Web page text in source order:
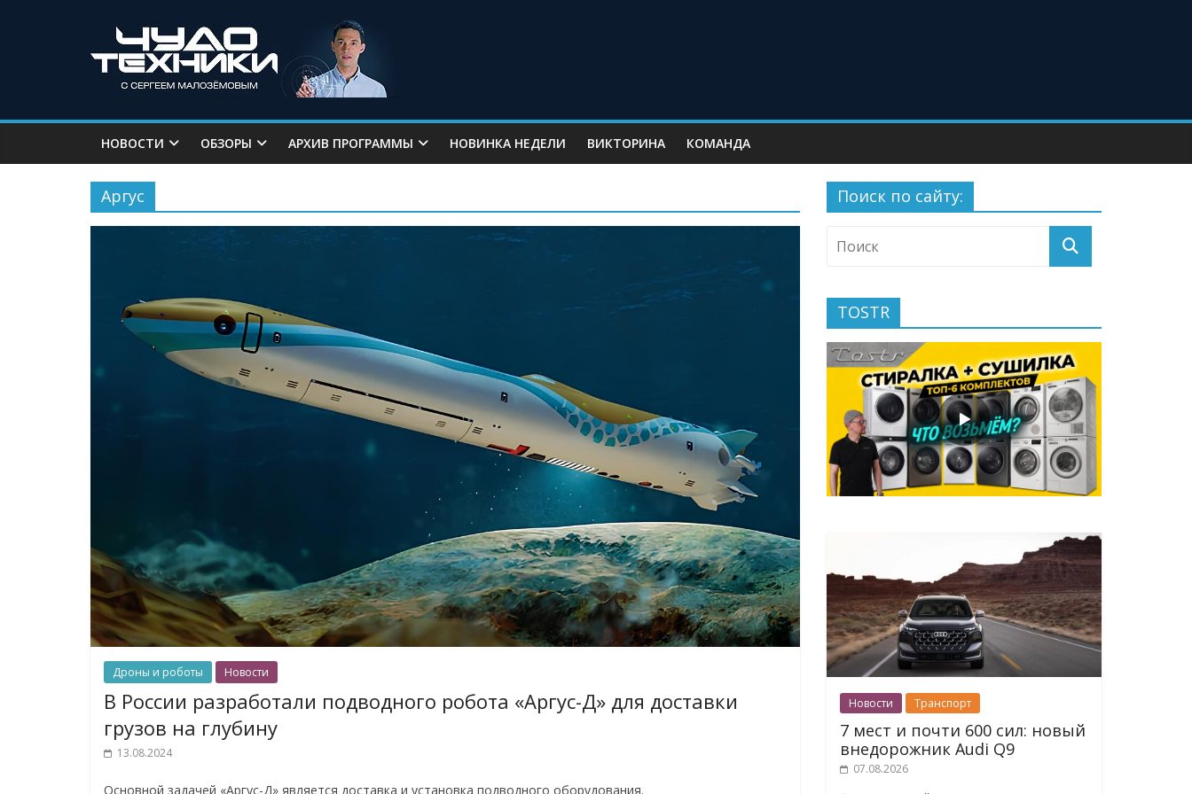
НОВОСТИ ОБЗОРЫ АРХИВ ПРОГРАММЫ НОВИНКА НЕДЕЛИ ВИКТОРИНА КОМАНДА
Аргус
Дроны и роботы Новости
В России разработали подводного робота «Аргус-Д» для доставки
грузов на глубину
13.08.2024
Основной задачей «Аргус-Д» является доставка и установка подводного оборудования.
Поиск по сайту:
TOSTR
Новости Транспорт
7 мест и почти 600 сил: новый
внедорожник Audi Q9
07.08.2026